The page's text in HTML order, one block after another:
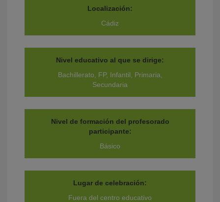
Localización:
Cádiz
Nivel educativo al que se dirige:
Bachillerato, FP, Infantil, Primaria,
Secundaria
Nivel de formación del profesorado
participante:
Básico
Lugar de celebración:
Fuera del centro educativo